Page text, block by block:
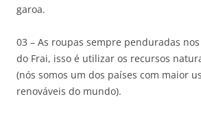
garoa.
03 – As roupas sempre penduradas
do Frai, isso é utilizar os recursos
(nós somos um dos países com maior
renováveis do mundo).